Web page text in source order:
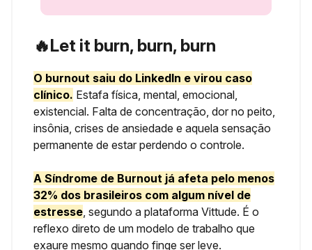
🔥Let it burn, burn, burn
O burnout saiu do LinkedIn e virou caso
clínico. Estafa física, mental, emocional,
existencial. Falta de concentração, dor no peito,
insônia, crises de ansiedade e aquela sensação
permanente de estar perdendo o controle.
A Síndrome de Burnout já afeta pelo menos
32% dos brasileiros com algum nível de
estresse, segundo a plataforma Vittude. É o
reflexo direto de um modelo de trabalho que
exaure mesmo quando finge ser leve.